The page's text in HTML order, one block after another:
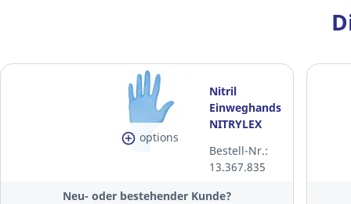
options
Nitril
Einweghandschuhe
NITRYLEX
Grösse M,
Packung à
100 Stk, blau
Bestell-Nr.:
13.367.835
Neu- oder bestehender Kunde?